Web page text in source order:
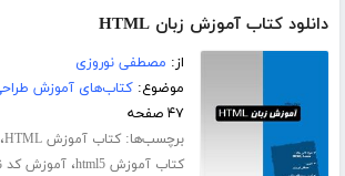
دانلود کتاب آموزش زبان HTML
از: مصطفی نوروزی
موضوع:کتاب‌های آموزش
۴۷ صفحه
برچسب‌ها:کتاب آموزش HTML
کتاب آموزش html5 ،آموزش کد